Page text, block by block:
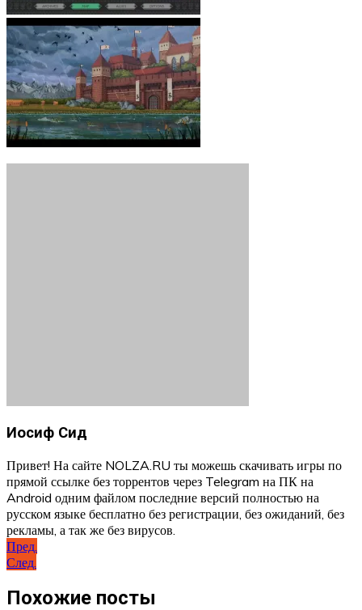
Иосиф Сид
Привет! На сайте NOLZA.RU ты можешь скачивать игры по
прямой ссылке без торрентов через Telegram на ПК на
Android одним файлом последние версий полностью на
русском языке бесплатно без регистрации, без ожиданий, без
рекламы, а так же без вирусов.
Навигация
по
записям
Пред.
След.
Похожие посты